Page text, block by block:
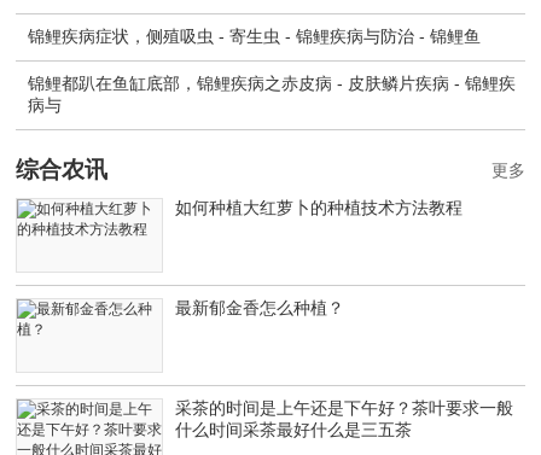
锦鲤疾病症状，侧殖吸虫 - 寄生虫 - 锦鲤疾病与防治 - 锦鲤鱼
锦鲤都趴在鱼缸底部，锦鲤疾病之赤皮病 - 皮肤鳞片疾病 - 锦鲤疾
病与
综合农讯
如何种植大红萝卜的种植技术方法教程
最新郁金香怎么种植？
采茶的时间是上午还是下午好？茶叶要求一般
什么时间采茶最好什么是三五茶
更多